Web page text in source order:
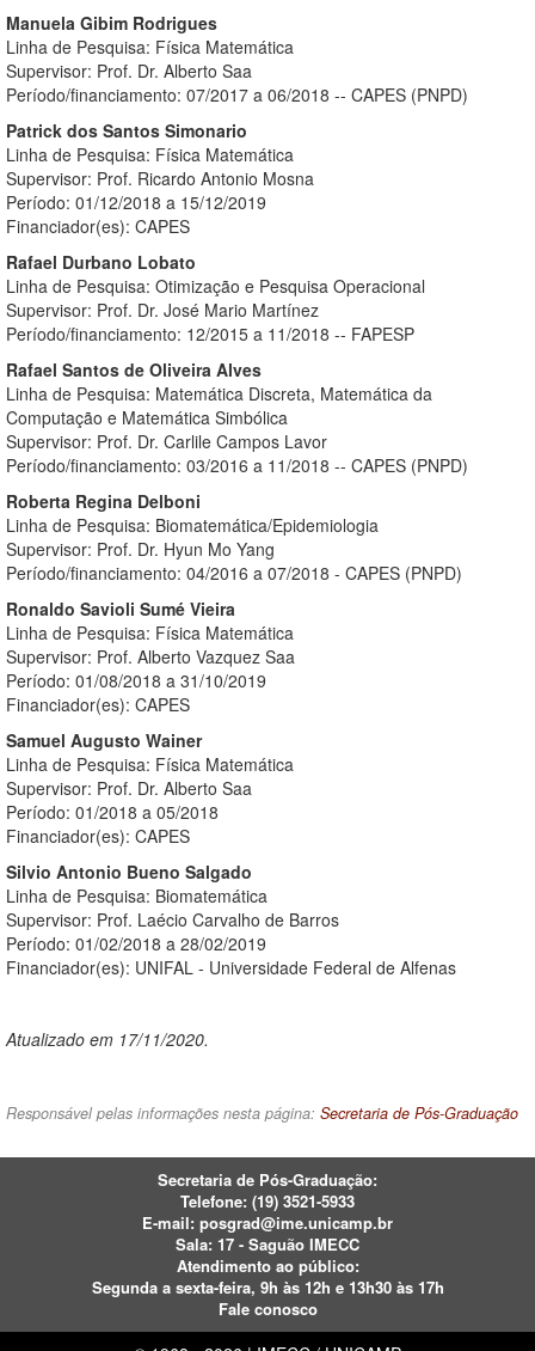
Manuela Gibim Rodrigues
Linha de Pesquisa: Física Matemática
Supervisor: Prof. Dr. Alberto Saa
Período/financiamento: 07/2017 a 06/2018 -- CAPES (PNPD)
Patrick dos Santos Simonario
Linha de Pesquisa: Física Matemática
Supervisor: Prof. Ricardo Antonio Mosna
Período: 01/12/2018 a 15/12/2019
Financiador(es): CAPES
Rafael Durbano Lobato
Linha de Pesquisa: Otimização e Pesquisa Operacional
Supervisor: Prof. Dr. José Mario Martínez
Período/financiamento: 12/2015 a 11/2018 -- FAPESP
Rafael Santos de Oliveira Alves
Linha de Pesquisa: Matemática Discreta, Matemática da
Computação e Matemática Simbólica
Supervisor: Prof. Dr. Carlile Campos Lavor
Período/financiamento: 03/2016 a 11/2018 -- CAPES (PNPD)
Roberta Regina Delboni
Linha de Pesquisa: Biomatemática/Epidemiologia
Supervisor: Prof. Dr. Hyun Mo Yang
Período/financiamento: 04/2016 a 07/2018 - CAPES (PNPD)
Ronaldo Savioli Sumé Vieira
Linha de Pesquisa: Física Matemática
Supervisor: Prof. Alberto Vazquez Saa
Período: 01/08/2018 a 31/10/2019
Financiador(es): CAPES
Samuel Augusto Wainer
Linha de Pesquisa: Física Matemática
Supervisor: Prof. Dr. Alberto Saa
Período: 01/2018 a 05/2018
Financiador(es): CAPES
Silvio Antonio Bueno Salgado
Linha de Pesquisa: Biomatemática
Supervisor: Prof. Laécio Carvalho de Barros
Período: 01/02/2018 a 28/02/2019
Financiador(es): UNIFAL - Universidade Federal de Alfenas
Atualizado em 17/11/2020.
Responsável pelas informações nesta página: Secretaria de Pós-Graduação
Secretaria de Pós-Graduação:
Telefone: (19) 3521-5933
E-mail: posgrad@ime.unicamp.br
Sala: 17 - Saguão IMECC
Atendimento ao público:
Segunda a sexta-feira, 9h às 12h e 13h30 às 17h
Fale conosco